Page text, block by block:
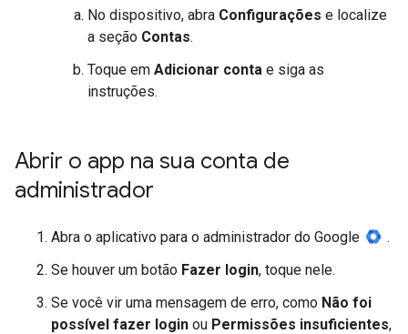
No dispositivo, abra Configurações e localize
a seção Contas.
Toque em Adicionar conta e siga as
instruções.
Abrir o app na sua conta de
administrador
Abra o aplicativo para o administrador do Google
.
Se houver um botão Fazer login, toque nele.
Se você vir uma mensagem de erro, como Não foi
possível fazer login ou Permissões insuficientes,